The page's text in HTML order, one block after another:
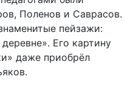
Поленов и Саврасов.
пейзажи:
Его картину
даже приобрёл